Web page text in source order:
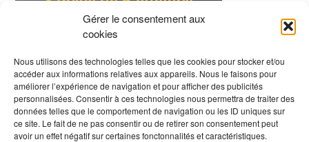
Gérer le consentement aux
cookies
Nous utilisons des technologies telles que les cookies pour stocker et/ou
accéder aux informations relatives aux appareils. Nous le faisons pour
améliorer l’expérience de navigation et pour afficher des publicités
personnalisées. Consentir à ces technologies nous permettra de traiter des
données telles que le comportement de navigation ou les ID uniques sur
ce site. Le fait de ne pas consentir ou de retirer son consentement peut
avoir un effet négatif sur certaines fonctonnalités et caractéristiques.